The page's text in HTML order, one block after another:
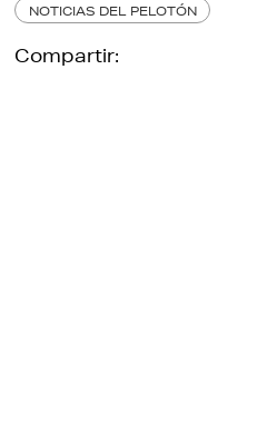
NOTICIAS DEL PELOTÓN
Compartir: